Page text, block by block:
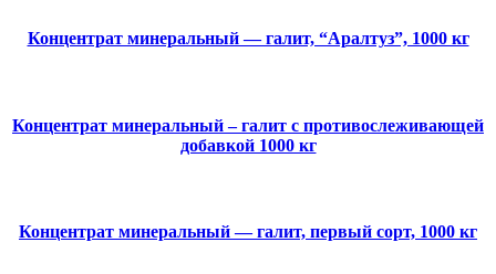
Концентрат минеральный — галит, “Аралтуз”, 1000 кг
Концентрат минеральный – галит с противослеживающей
добавкой 1000 кг
Концентрат минеральный — галит, первый сорт, 1000 кг